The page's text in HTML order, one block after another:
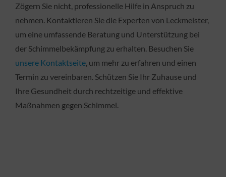
Zögern Sie nicht, professionelle Hilfe in Anspruch zu
nehmen. Kontaktieren Sie die Experten von Leckmeister,
um eine umfassende Beratung und Unterstützung bei
der Schimmelbekämpfung zu erhalten. Besuchen Sie
unsere Kontaktseite, um mehr zu erfahren und einen
Termin zu vereinbaren. Schützen Sie Ihr Zuhause und
Ihre Gesundheit durch rechtzeitige und effektive
Maßnahmen gegen Schimmel.